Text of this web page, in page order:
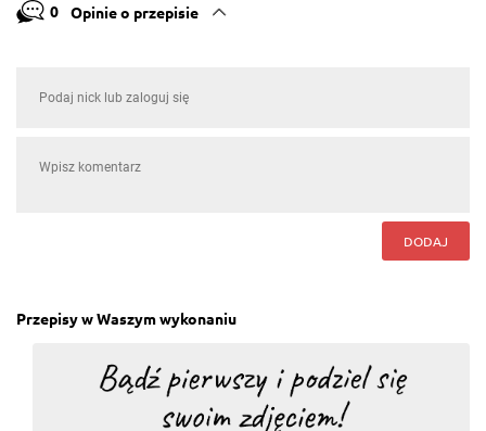
0 Opinie o przepisie
DODAJ
Przepisy w Waszym wykonaniu